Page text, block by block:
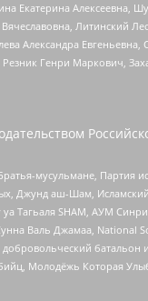
Екатерина Алексеевна,
Литинский
Александра Евгеньевна,
Генри Маркович,
мусульмане, Партия
Джунд аш-Шам,
Тагьаля SHAM, АУМ
Валь Джамаа, National
добровольческий
Молодёжь Которая